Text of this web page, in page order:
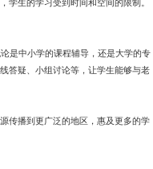
是中小学的课程辅导，还是大学的专
答疑、小组讨论等，让学生能够与老
传播到更广泛的地区，惠及更多的学